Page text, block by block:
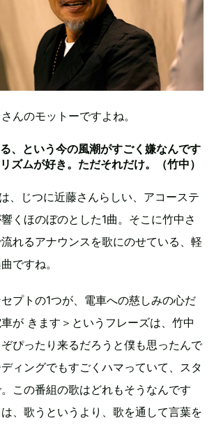
んのモットーですよね。
、という今の風潮がすごく嫌なんです
ズムが好き。ただそれだけ。（竹中）
、じつに近藤さんらしい、アコーステ
くほのぼのとした1曲。そこに竹中さ
れるアナウンスを歌にのせている、軽
ですね。
セプトの1つが、電車への慈しみの心だ
が きます＞というフレーズは、竹中
ぴったり来るだろうと僕も思ったんで
ィングでもすごくハマっていて、スタ
この番組の歌はどれもそうなんです
、歌うというより、歌を通して言葉を